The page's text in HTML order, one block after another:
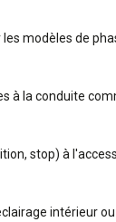
modèles de
à la conduite
stop) à
intérieur